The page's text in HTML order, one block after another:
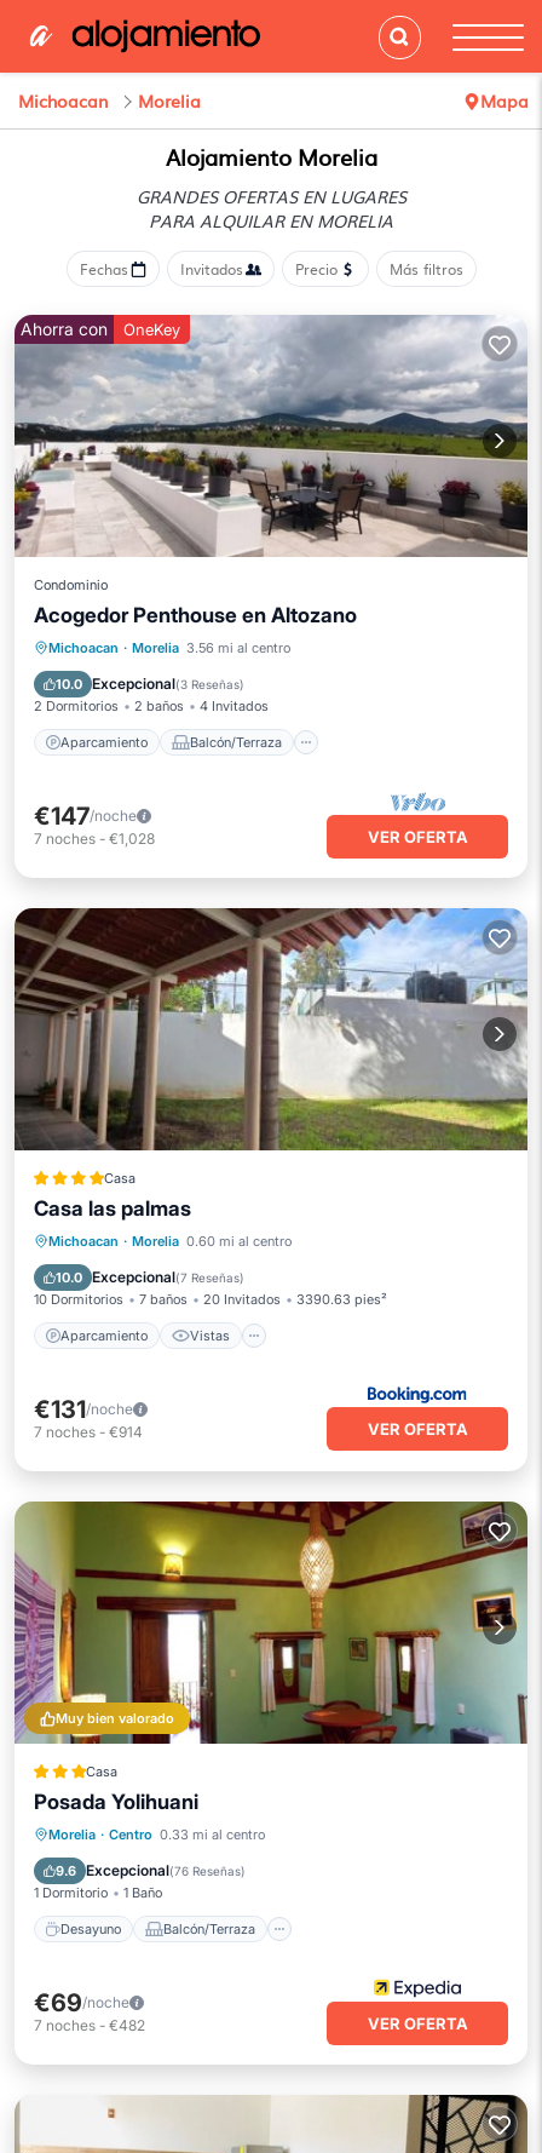
Michoacan Morelia Mapa
Alojamiento Morelia
GRANDES OFERTAS EN LUGARES
PARA ALQUILAR EN MORELIA
Fechas Invitados Precio Más filtros
Ahorra con OneKey
Condominio
Acogedor Penthouse en Altozano
Michoacan · Morelia 3.56 mi al centro
10.0 Excepcional(3 Reseñas)
2 Dormitorios 2 baños 4 Invitados
Aparcamiento Balcón/Terraza
Aparcamiento
Balcón/Terraza
Cocina
Internet
€147/noche
7 noches - €1,028 VER OFERTA
Casa
Casa las palmas
Michoacan · Morelia 0.60 mi al centro
10.0 Excepcional(7 Reseñas)
10 Dormitorios 7 baños 20 Invitados 3390.63 pies²
Aparcamiento Vistas
Aparcamiento Vistas
Apto para niños
€131/noche
7 noches - €914 VER OFERTA
Muy bien valorado
Casa
Posada Yolihuani
Morelia · Centro 0.33 mi al centro
9.6 Excepcional(76 Reseñas)
1 Dormitorio 1 Baño
Desayuno Balcón/Terraza
Desayuno Balcón/Terraza
Internet
€69/noche
7 noches - €482 VER OFERTA